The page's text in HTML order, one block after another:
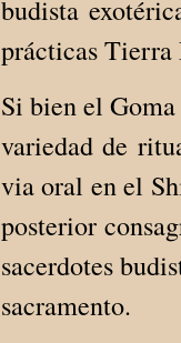
budista
prácticas Tierra
Si bien el
variedad de
via oral en el
posterior
sacerdotes
sacramento.